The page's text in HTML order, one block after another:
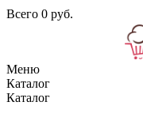
Всего 0 руб.
Меню
Каталог
Каталог